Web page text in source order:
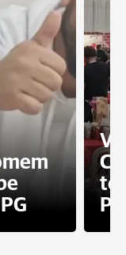
PG